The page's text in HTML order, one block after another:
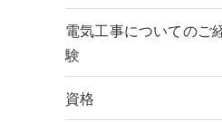
ご本人である事を確
電気工事についてのご
験
資格